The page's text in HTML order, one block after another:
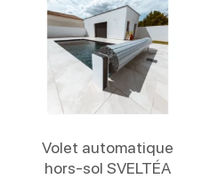
Volet automatique
hors-sol SVELTÉA